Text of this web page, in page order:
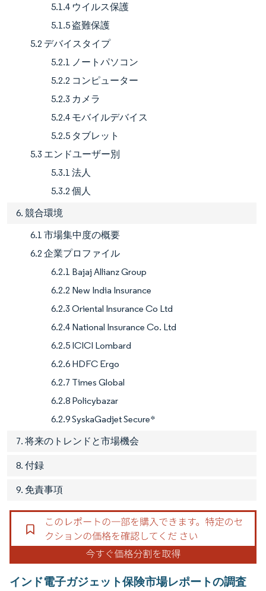
5.1.4 ウイルス保護
5.1.5 盗難保護
5.2 デバイスタイプ
5.2.1 ノートパソコン
5.2.2 コンピューター
5.2.3 カメラ
5.2.4 モバイルデバイス
5.2.5 タブレット
5.3 エンドユーザー別
5.3.1 法人
5.3.2 個人
6. 競合環境
6.1 市場集中度の概要
6.2 企業プロファイル
6.2.1 Bajaj Allianz Group
6.2.2 New India Insurance
6.2.3 Oriental Insurance Co Ltd
6.2.4 National Insurance Co. Ltd
6.2.5 ICICI Lombard
6.2.6 HDFC Ergo
6.2.7 Times Global
6.2.8 Policybazar
6.2.9 SyskaGadjet Secure*
7. 将来のトレンドと市場機会
8. 付録
9. 免責事項
インド電子ガジェット保険市場レポートの調査